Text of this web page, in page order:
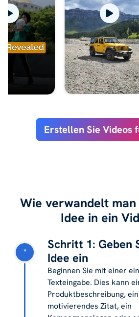
Erstellen Sie Videos
Wie verwandelt
Idee in ein
*
Schritt 1: Geben
Idee ein
Beginnen Sie mit einer
Texteingabe. Dies kann
Produktbeschreibung, ein
motivierendes Zitat, ein